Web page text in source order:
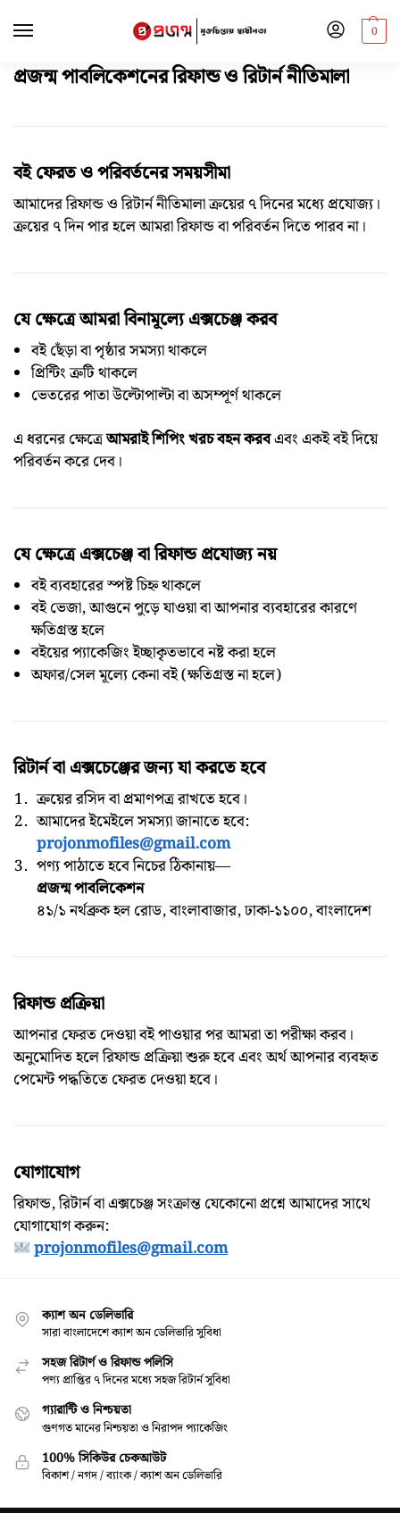
0
প্রজন্ম পাবলিকেশনের রিফান্ড ও রিটার্ন নীতিমালা
বই ফেরত ও পরিবর্তনের সময়সীমা
আমাদের রিফান্ড ও রিটার্ন নীতিমালা ক্রয়ের ৭ দিনের মধ্যে প্রযোজ্য।
ক্রয়ের ৭ দিন পার হলে আমরা রিফান্ড বা পরিবর্তন দিতে পারব না।
যে ক্ষেত্রে আমরা বিনামূল্যে এক্সচেঞ্জ করব
বই ছেঁড়া বা পৃষ্ঠার সমস্যা থাকলে
প্রিন্টিং ত্রুটি থাকলে
ভেতরের পাতা উল্টোপাল্টা বা অসম্পূর্ণ থাকলে
এ ধরনের ক্ষেত্রেআমরাই শিপিং খরচ বহন করবএবং একই বই দিয়ে
পরিবর্তন করে দেব।
যে ক্ষেত্রে এক্সচেঞ্জ বা রিফান্ড প্রযোজ্য নয়
বই ব্যবহারের স্পষ্ট চিহ্ন থাকলে
বই ভেজা, আগুনে পুড়ে যাওয়া বা আপনার ব্যবহারের কারণে
ক্ষতিগ্রস্ত হলে
বইয়ের প্যাকেজিং ইচ্ছাকৃতভাবে নষ্ট করা হলে
অফার/সেল মূল্যে কেনা বই (ক্ষতিগ্রস্ত না হলে)
রিটার্ন বা এক্সচেঞ্জের জন্য যা করতে হবে
ক্রয়ের রসিদ বা প্রমাণপত্র রাখতে হবে।
আমাদের ইমেইলে সমস্যা জানাতে হবে:
projonmofiles@gmail.com
পণ্য পাঠাতে হবে নিচের ঠিকানায়—
প্রজন্ম পাবলিকেশন
৪১/১ নর্থব্রুক হল রোড, বাংলাবাজার, ঢাকা-১১০০, বাংলাদেশ
রিফান্ড প্রক্রিয়া
আপনার ফেরত দেওয়া বই পাওয়ার পর আমরা তা পরীক্ষা করব।
অনুমোদিত হলে রিফান্ড প্রক্রিয়া শুরু হবে এবং অর্থ আপনার ব্যবহৃত
পেমেন্ট পদ্ধতিতে ফেরত দেওয়া হবে।
যোগাযোগ
রিফান্ড, রিটার্ন বা এক্সচেঞ্জ সংক্রান্ত যেকোনো প্রশ্নে আমাদের সাথে
যোগাযোগ করুন:
projonmofiles@gmail.com
ক্যাশ অন ডেলিভারি
সারা বাংলাদেশে ক্যাশ অন ডেলিভারি সুবিধা
সহজ রিটার্ণ ও রিফান্ড পলিসি
পণ্য প্রাপ্তির ৭ দিনের মধ্যে সহজ রিটার্ন সুবিধা
গ্যারান্টি ও নিশ্চয়তা
গুণগত মানের নিশ্চয়তা ও নিরাপদ প্যাকেজিং
100% সিকিউর চেকআউট
বিকাশ / নগদ / ব্যাংক / ক্যাশ অন ডেলিভারি